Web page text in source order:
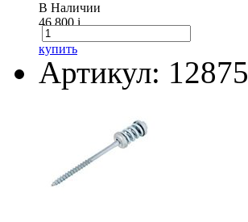
В Наличии
46 800i
купить
Артикул: 12875